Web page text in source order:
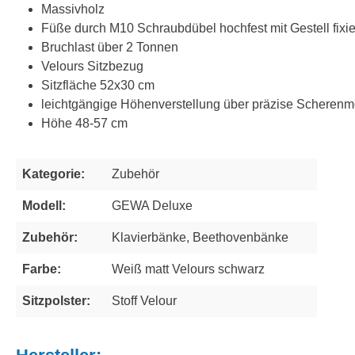
Massivholz
Füße durch M10 Schraubdübel hochfest mit Gestell
Bruchlast über 2 Tonnen
Velours Sitzbezug
Sitzfläche 52x30 cm
leichtgängige Höhenverstellung über präzise
Höhe 48-57 cm
Kategorie: Zubehör
Modell: GEWA Deluxe
Zubehör: Klavierbänke, Beethovenbänke
Farbe: Weiß matt Velours schwarz
Sitzpolster: Stoff Velour